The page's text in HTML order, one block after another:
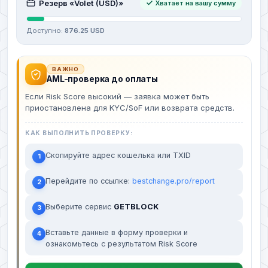
Резерв «Volet (USD)» Хватает на вашу сумму
Доступно: 876.25 USD
ВАЖНО
AML-проверка до оплаты
Если Risk Score высокий — заявка может быть
приостановлена для KYC/SoF или возврата средств.
КАК ВЫПОЛНИТЬ ПРОВЕРКУ:
1 Скопируйте адрес кошелька или TXID
2 Перейдите по ссылке: bestchange.pro/report
3 Выберите сервис GETBLOCK
4 Вставьте данные в форму проверки и
ознакомьтесь с результатом Risk Score